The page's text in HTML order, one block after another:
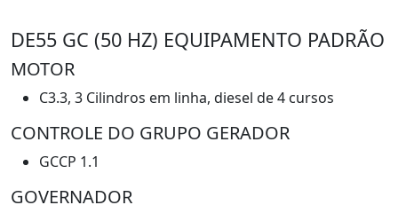
DE55 GC (50 HZ) EQUIPAMENTO PADRÃO
MOTOR
C3.3, 3 Cilindros em linha, diesel de 4 cursos
CONTROLE DO GRUPO GERADOR
GCCP 1.1
GOVERNADOR